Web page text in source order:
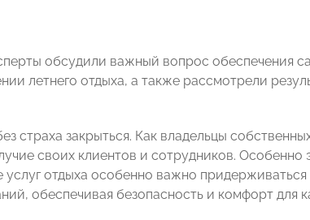
обсудили важный вопрос обеспечения
летнего отдыха, а также рассмотрели
страха закрыться. Как владельцы
своих клиентов и сотрудников. Особенно
отдыха особенно важно придерживаться
обеспечивая безопасность и комфорт для